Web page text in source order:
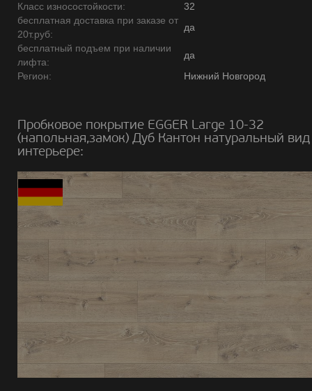
Класс износостойкости:
32
бесплатная доставка при заказе от
20т.руб:
да
бесплатный подъем при наличии
лифта:
да
Регион:
Нижний Новгород
Пробковое покрытие EGGER Large 10-32
(напольная,замок) Дуб Кантон натуральный
интерьере: